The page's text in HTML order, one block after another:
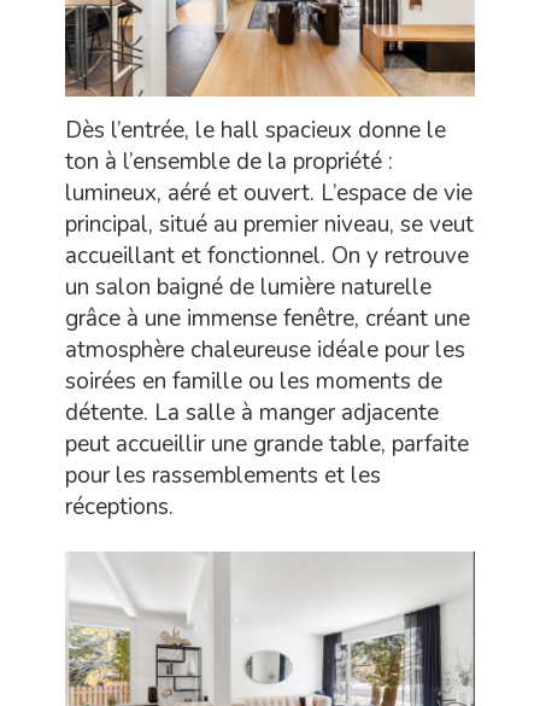
Dès l’entrée, le hall spacieux donne le
ton à l’ensemble de la propriété :
lumineux, aéré et ouvert. L’espace de vie
principal, situé au premier niveau, se veut
accueillant et fonctionnel. On y retrouve
un salon baigné de lumière naturelle
grâce à une immense fenêtre, créant une
atmosphère chaleureuse idéale pour les
soirées en famille ou les moments de
détente. La salle à manger adjacente
peut accueillir une grande table, parfaite
pour les rassemblements et les
réceptions.